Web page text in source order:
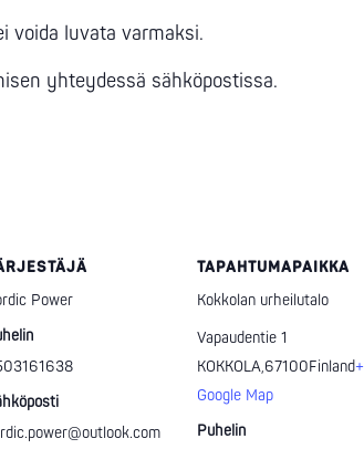
voida luvata varmaksi.
yhteydessä sähköpostissa.
Power
TAPAHTUMAPAIKKA
Kokkolan urheilutalo
Vapaudentie 1
KOKKOLA,67100Finland+
Google Map
Puhelin